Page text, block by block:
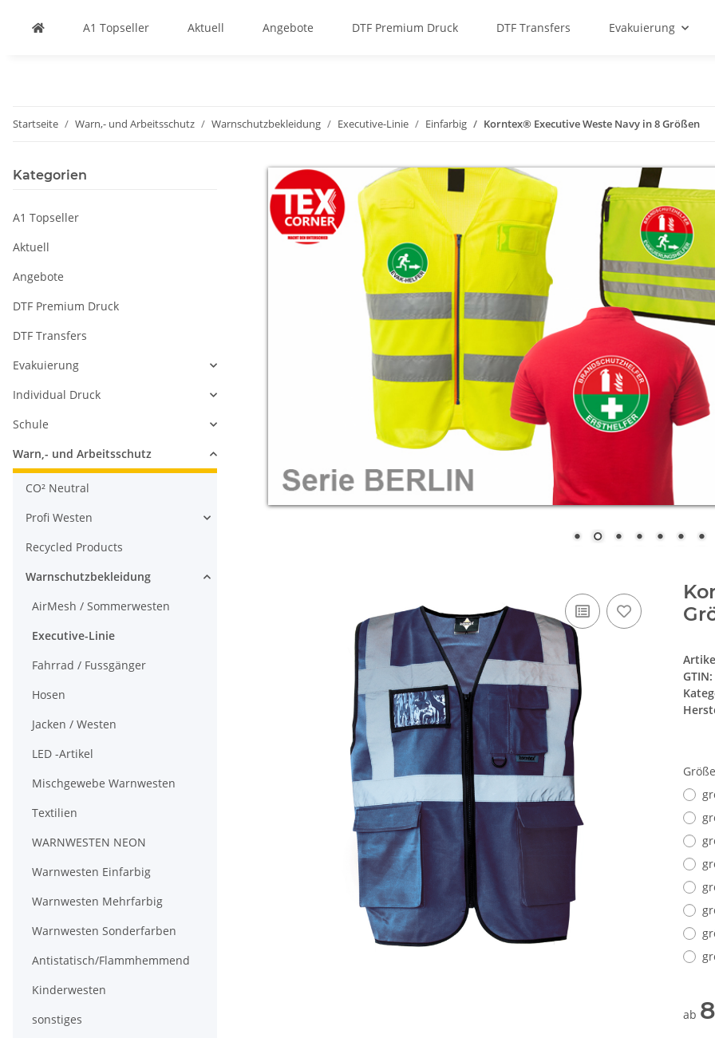
A1 Topseller Aktuell Angebote DTF Premium Druck DTF Transfers Evakuierung
Startseite Warn,- und Arbeitsschutz Warnschutzbekleidung Executive-Linie Einfarbig Korntex® Executive Weste Navy in 8 Größen
GTIN:
Größe
ab
Kategorien
A1 Topseller
Aktuell
Angebote
DTF Premium Druck
DTF Transfers
Evakuierung
Individual Druck
Schule
Warn,- und Arbeitsschutz
CO² Neutral
Profi Westen
Recycled Products
Warnschutzbekleidung
AirMesh / Sommerwesten
Executive-Linie
Fahrrad / Fussgänger
Hosen
Jacken / Westen
LED -Artikel
Mischgewebe Warnwesten
Textilien
WARNWESTEN NEON
Warnwesten Einfarbig
Warnwesten Mehrfarbig
Warnwesten Sonderfarben
Antistatisch/Flammhemmend
Kinderwesten
sonstiges